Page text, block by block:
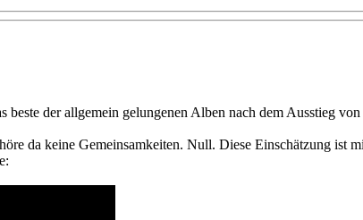
der allgemein gelungenen Alben nach dem Ausstieg
da keine Gemeinsamkeiten. Null. Diese Einschätzung ist